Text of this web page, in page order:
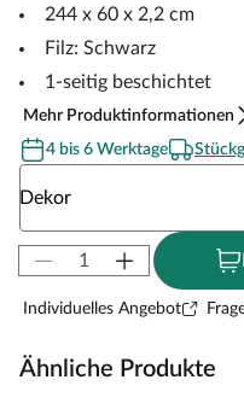
244 x 60 x 2,2 cm
Filz: Schwarz
1-seitig beschichtet
Mehr Produktinformationen
4 bis 6 Werktage
Dekor
Individuelles Angebot
Ähnliche Produkte